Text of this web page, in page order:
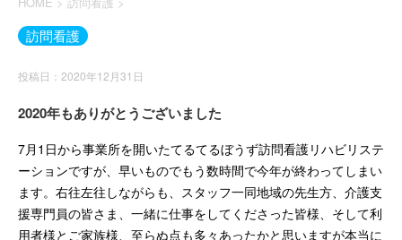
訪問看護
投稿日：2020年12月31日
2020年もありがとうございました
7月1日から事業所を開いたてるてるぼうず訪問看護リハビリステ
ーションですが、早いものでもう数時間で今年が終わってしまい
ます。右往左往しながらも、スタッフ一同地域の先生方、介護支
援専門員の皆さま、一緒に仕事をしてくださった皆様、そして利
用者様とご家族様、至らぬ点も多々あったかと思いますが本当に